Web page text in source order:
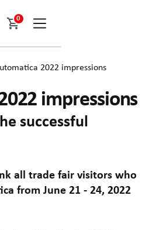
0
2022 impressions
impressions
successful
all trade fair visitors who
from June 21 - 24, 2022